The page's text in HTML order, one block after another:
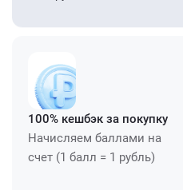
100% кешбэк за покупку
Начисляем баллами на
счет (1 балл = 1 рубль)